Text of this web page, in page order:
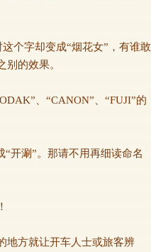
个字却变成“烟花女”，有谁敢
的效果。
、“CANON”、“FUJI”的
开涮”。那请不用再细读命名
地方就让开车人士或旅客辨